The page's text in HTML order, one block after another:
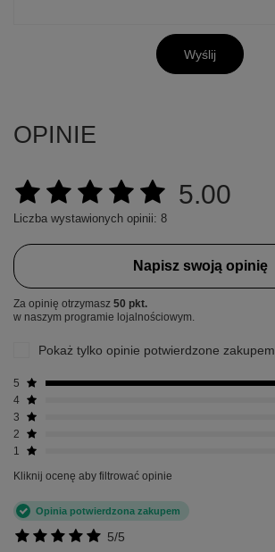
Wyślij
OPINIE
5.00
Liczba wystawionych opinii: 8
Napisz swoją opinię
Za opinię otrzymasz 50 pkt.
w naszym programie lojalnościowym.
Pokaż tylko opinie potwierdzone zakupem
5
4
3
2
1
Kliknij ocenę aby filtrować opinie
5/5
Opinia potwierdzona zakupem